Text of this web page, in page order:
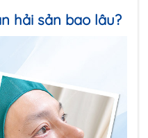
hải sản bao lâu?